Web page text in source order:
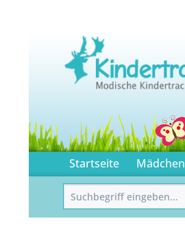
Startseite Mädchen